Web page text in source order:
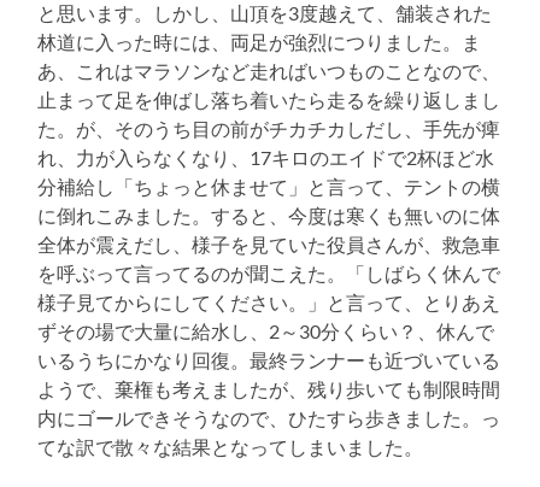
と思います。しかし、山頂を3度越えて、舗装された
林道に入った時には、両足が強烈につりました。ま
あ、これはマラソンなど走ればいつものことなので、
止まって足を伸ばし落ち着いたら走るを繰り返しまし
た。が、そのうち目の前がチカチカしだし、手先が痺
れ、力が入らなくなり、17キロのエイドで2杯ほど水
分補給し「ちょっと休ませて」と言って、テントの横
に倒れこみました。すると、今度は寒くも無いのに体
全体が震えだし、様子を見ていた役員さんが、救急車
を呼ぶって言ってるのが聞こえた。「しばらく休んで
様子見てからにしてください。」と言って、とりあえ
ずその場で大量に給水し、2～30分くらい？、休んで
いるうちにかなり回復。最終ランナーも近づいている
ようで、棄権も考えましたが、残り歩いても制限時間
内にゴールできそうなので、ひたすら歩きました。っ
てな訳で散々な結果となってしまいました。